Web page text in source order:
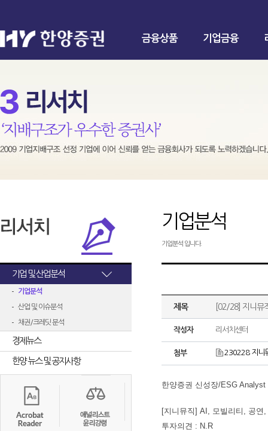
금융상품 기업금융
기업 및 산업분석
기업분석
산업 및 이슈분석
채권/크레딧 분석
경제뉴스
한양 뉴스 및 공지사항
기업분석
기업분석 입니다.
제목 [02/28] 지니뮤
작성자 리서치센터
첨부 230228 지니
한양증권 신성장/ESG Analyst
[지니뮤직] AI, 모빌리티, 공연
투자의견 : N.R